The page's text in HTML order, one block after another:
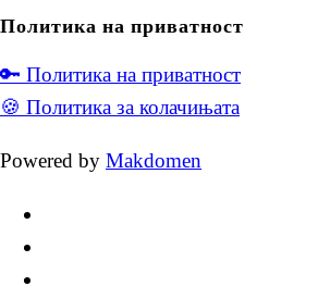
Политика на приватност
🔑 Политика на приватност
🍪 Политика за колачињата
Powered by Makdomen